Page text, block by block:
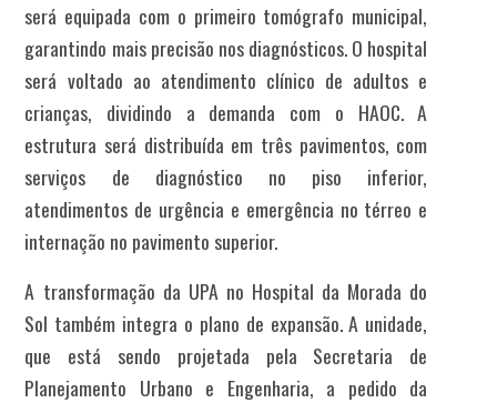
será equipada com o primeiro tomógrafo municipal,
garantindo mais precisão nos diagnósticos. O hospital
será voltado ao atendimento clínico de adultos e
crianças, dividindo a demanda com o HAOC. A
estrutura será distribuída em três pavimentos, com
serviços de diagnóstico no piso inferior,
atendimentos de urgência e emergência no térreo e
internação no pavimento superior.
A transformação da UPA no Hospital da Morada do
Sol também integra o plano de expansão. A unidade,
que está sendo projetada pela Secretaria de
Planejamento Urbano e Engenharia, a pedido da